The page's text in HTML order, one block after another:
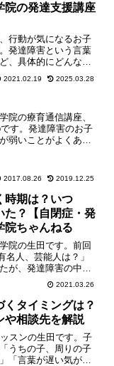
院の発達支援講座
行動が気になるお子
発達障害という言葉
、具体的にどんな風
分からないという相
かんしゃくを起こ
ていけない、保護者
など、保...
2021.02.19 2025.03.28
院の療育通信講座、
す。発達障害のお子
弱いことがよくあり
題は国語や算数の力
」...
2017.08.26 2019.12.25
時期は？いつ
た？【自閉症・発
院ちゃんねる
院の生田です。前回
名人、芸能人は？」
が、発達障害の中で
なってから気づくと
ありません。それは
の症状にその理
...
2021.03.26
くタイミングは？
や相談先を解説
スンの生田です。子
うちの子、周りの子
「言葉が遅い気がす